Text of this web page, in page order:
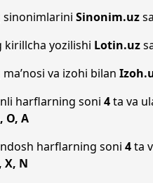
sinonimlarini Sinonim.uz
kirillcha yozilishi Lotin.uz
ma’nosi va izohi bilan
harflarning soni 4ta va
O, A
harflarning soni 4ta
X, N